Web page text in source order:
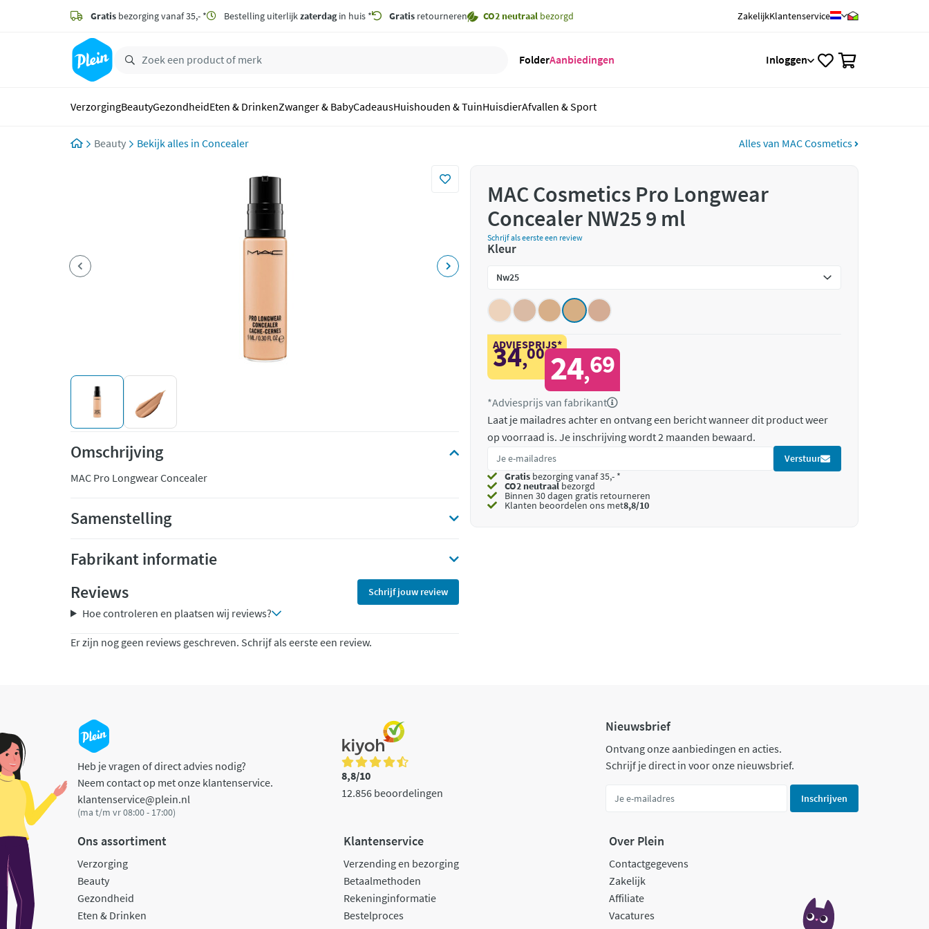
zoeken
hoofdinhoud
Gratis bezorging vanaf 35,- * Bestelling uiterlijkzaterdagin huis * Gratis retourneren CO2 neutraal bezorgd ZakelijkKlantenservice
FolderAanbiedingen Inloggen
VerzorgingBeautyGezondheidEten & DrinkenZwanger & BabyCadeausHuishouden & TuinHuisdierAfvallen & Sport
Beauty Concealer Alles van MAC Cosmetics
Omschrijving
MAC Pro Longwear Concealer
Samenstelling
Fabrikant informatie
Reviews
Schrijf jouw review
Hoe controleren en plaatsen wij reviews?
Er zijn nog geen reviews geschreven. Schrijf als eerste een review.
MAC Cosmetics Pro Longwear
Concealer NW25 9 ml
Schrijf als eerste een review
Kleur
ADVIESPRIJS*
34,00 24,69
*Adviesprijs van fabrikant
Laat je mailadres achter en ontvang een bericht wanneer dit product weer
op voorraad is. Je inschrijving wordt 2 maanden bewaard.
Verstuur
Gratis bezorging vanaf 35,- *
CO2 neutraalbezorgd
Binnen 30 dagen gratis retourneren
Klanten beoordelen ons met8,8/10
Heb je vragen of direct advies nodig?
Neem contact op met onze klantenservice.
klantenservice@plein.nl
(ma t/m vr 08:00 - 17:00)
8,8/10
12.856 beoordelingen
Nieuwsbrief
Ontvang onze aanbiedingen en acties.
Schrijf je direct in voor onze nieuwsbrief.
Inschrijven
Ons assortiment
Verzorging
Beauty
Gezondheid
Eten & Drinken
Klantenservice
Verzending en bezorging
Betaalmethoden
Rekeninginformatie
Bestelproces
Over Plein
Contactgegevens
Zakelijk
Affiliate
Vacatures